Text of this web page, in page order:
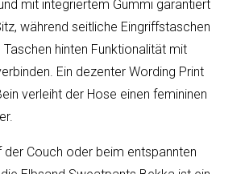
mit integriertem Gummi garantiert
während seitliche Eingriffstaschen
hinten Funktionalität mit
Ein dezenter Wording Print
verleiht der Hose einen femininen
der Couch oder beim entspannten